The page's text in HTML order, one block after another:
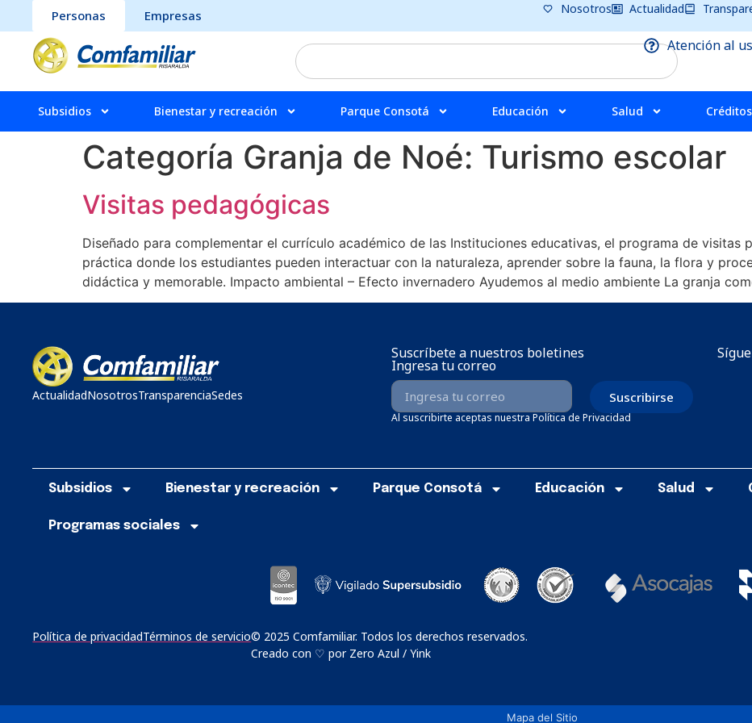
Personas Empresas Nosotros Actualidad
Atención al
Subsidios Bienestar y recreación Parque Consotá Educación Salud Créditos
Categoría Granja de Noé: Turismo escolar
Visitas pedagógicas
Diseñado para complementar el currículo académico de las Instituciones educativas, el programa de visitas
práctica donde los estudiantes pueden interactuar con la naturaleza, aprender sobre la fauna, la flora y
didáctica y memorable. Impacto ambiental – Efecto invernadero Ayudemos al medio ambiente La granja
ActualidadNosotrosTransparenciaSedes
Suscríbete a nuestros boletines
Ingresa tu correo
Suscribirse
Al suscribirte aceptas nuestra Política de Privacidad
Subsidios Bienestar y recreación Parque Consotá Educación Salud
Programas sociales
Política de privacidadTérminos de servicio© 2025 Comfamiliar. Todos los derechos reservados.
Creado con ♡ por Zero Azul / Yink
Mapa del Sitio